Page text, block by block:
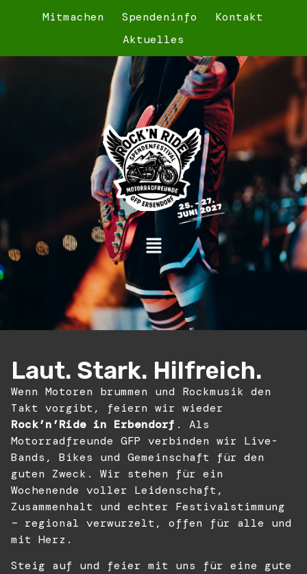
Mitmachen Spendeninfo
Kontakt
Aktuelles
Laut. Stark. Hilfreich.
Wenn Motoren brummen und Rockmusik den
Takt vorgibt, feiern wir wieder
Rock’n’Ride in Erbendorf . Als
Motorradfreunde GFP verbinden wir Live-
Bands, Bikes und Gemeinschaft für den
guten Zweck. Wir stehen für ein
Wochenende voller Leidenschaft,
Zusammenhalt und echter Festivalstimmung
– regional verwurzelt, offen für alle und
mit Herz.
Steig auf und feier mit uns für eine gute